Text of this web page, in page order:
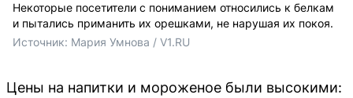
Некоторые посетители с пониманием относились к белкам
и пытались приманить их орешками, не нарушая их покоя.
Источник: Мария Умнова / V1.RU
Цены на напитки и мороженое были высокими: